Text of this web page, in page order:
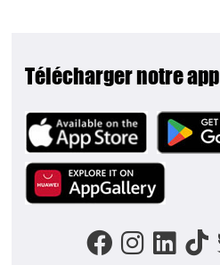
Télécharger notre app
Image Image
Image